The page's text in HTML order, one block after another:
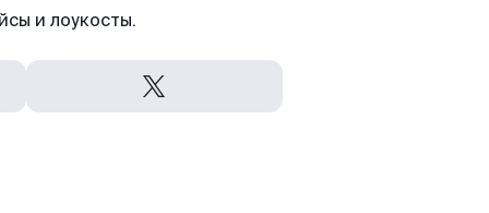
и лоукосты.